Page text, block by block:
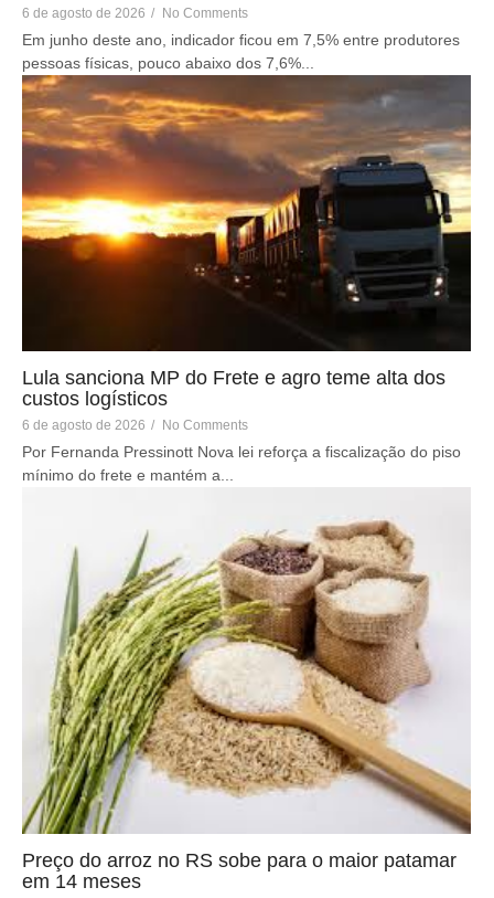
6 de agosto de 2026 / No Comments
Em junho deste ano, indicador ficou em 7,5% entre produtores
pessoas físicas, pouco abaixo dos 7,6%...
Lula sanciona MP do Frete e agro teme alta dos
custos logísticos
6 de agosto de 2026 / No Comments
Por Fernanda Pressinott Nova lei reforça a fiscalização do piso
mínimo do frete e mantém a...
Preço do arroz no RS sobe para o maior patamar
em 14 meses